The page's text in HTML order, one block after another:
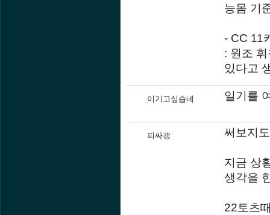
능몸 기
- CC 11
: 원조
있다고
이기고싶습네 일기를
피싸갱 써보지
지금 상
생각을
22토츠